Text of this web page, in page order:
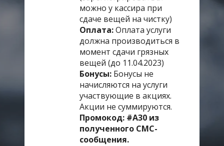
можно у кассира при
сдаче вещей на чистку)
Оплата:Оплата услуги
должна производиться в
момент сдачи грязных
вещей (до 11.04.2023)
Бонусы: Бонусы не
начисляются на услуги
участвующие в акциях.
Акции не суммируются.
Промокод: #А30 из
полученного СМС-
сообщения.